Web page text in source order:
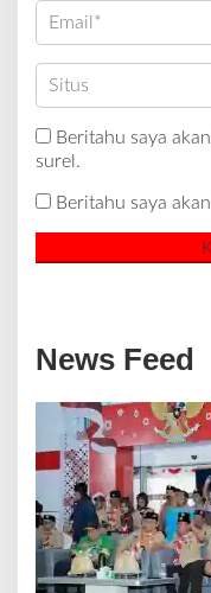
Beritahu saya
surel.
Beritahu saya
News Feed